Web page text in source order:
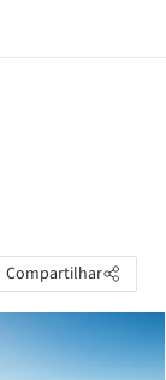
Compartilhar